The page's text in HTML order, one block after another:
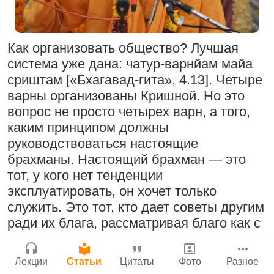
Радхарани — глава департамента
служений
1:05:35 |7 сентября 2008
Орегон, США
Деятельность на благо всех живых
существ
33:28 |30 ноября 2019 |
Бг 5.25|Салем, Тамил
Наду, Индия
Ответ на позицию Трипурари Свами
2:51:00 8 августа 2010|
Как организовать общество? Лучшая
система уже дана: чатур-варнйам майа
сриштам [«Бхагавад-гита», 4.13]. Четыре
варны организованы Кришной. Но это
вопрос не просто четырех варн, а того,
каким принципом должны
руководствоваться настоящие
брахманы. Настоящий брахман — это
тот, у кого нет тенденции
эксплуатировать, он хочет только
служить. Это тот, кто дает советы другим
ради их блага, рассматривая благо как с
позиции материальных, так и духовных
нужд. Он дает наставления каждому
индивидууму, как ради блага каждого в
24 июля 2026
Подрыватели доверия к себе
22 июля 2026
Милость Кришны, проявляющаяся в
Его именах
19 июля 2026
Джанмаштами в Тбилиси 2025
Сайт
Войти|Регистрация|История версий
Инструкция
Лекции Статьи Цитаты Фото Разное